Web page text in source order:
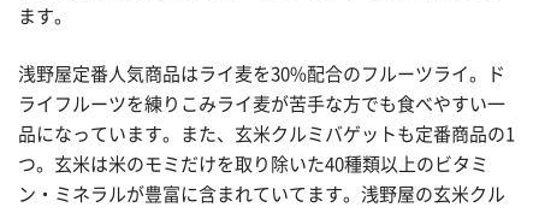
ます。
浅野屋定番人気商品はライ麦を30%配合のフルーツライ。ド
ライフルーツを練りこみライ麦が苦手な方でも食べやすい一
品になっています。また、玄米クルミバゲットも定番商品の1
つ。玄米は米のモミだけを取り除いた40種類以上のビタミ
ン・ミネラルが豊富に含まれていてます。浅野屋の玄米クル